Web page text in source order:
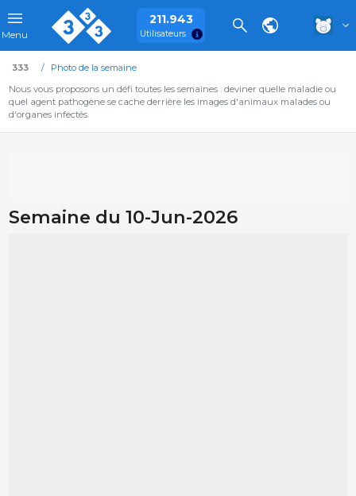
Menu
211.943
Utilisateurs
333
Photo de la semaine
Nous vous proposons un défi toutes les semaines : deviner quelle maladie ou
quel agent pathogène se cache derrière les images d'animaux malades ou
d'organes infectés.
Semaine du 10-Jun-2026